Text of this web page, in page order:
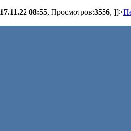
17.11.22 08:55, Просмотров:3556, ]]>